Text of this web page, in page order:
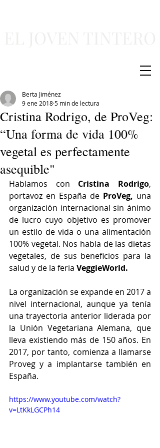
Cristina Rodrigo, de ProVeg:
“Una forma de vida 100%
vegetal es perfectamente
asequible"
Berta Jiménez
9 ene 20185 min de lectura
Hablamos con Cristina Rodrigo,
portavoz en España de ProVeg, una
organización internacional sin ánimo
de lucro cuyo objetivo es promover
un estilo de vida o una alimentación
100% vegetal. Nos habla de las dietas
vegetales, de sus beneficios para la
salud y de la feria VeggieWorld.
La organización se expande en 2017 a
nivel internacional, aunque ya tenía
una trayectoria anterior liderada por
la Unión Vegetariana Alemana, que
lleva existiendo más de 150 años. En
2017, por tanto, comienza a llamarse
Proveg y a implantarse también en
España.
https://www.youtube.com/watch?
v=LtKkLGCPh14